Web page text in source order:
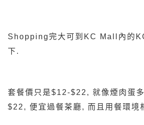
Shopping完大可到KC Mall內的
下.
套餐價只是$12-$22, 就像煙肉蛋
$22, 便宜過餐茶廳, 而且用餐環境